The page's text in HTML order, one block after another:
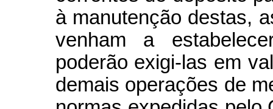
à manutenção destas,
venham a
poderão exigi-las em
demais operações de